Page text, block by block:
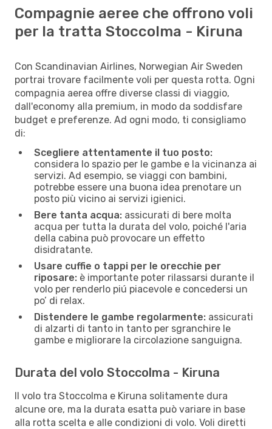
Compagnie aeree che offrono voli
per la tratta Stoccolma - Kiruna
Con Scandinavian Airlines, Norwegian Air Sweden
portrai trovare facilmente voli per questa rotta. Ogni
compagnia aerea offre diverse classi di viaggio,
dall'economy alla premium, in modo da soddisfare
budget e preferenze. Ad ogni modo, ti consigliamo
di:
Scegliere attentamente il tuo posto:
considera lo spazio per le gambe e la vicinanza ai
servizi. Ad esempio, se viaggi con bambini,
potrebbe essere una buona idea prenotare un
posto più vicino ai servizi igienici.
Bere tanta acqua: assicurati di bere molta
acqua per tutta la durata del volo, poiché l'aria
della cabina può provocare un effetto
disidratante.
Usare cuffie o tappi per le orecchie per
riposare: è importante poter rilassarsi durante il
volo per renderlo piú piacevole e concedersi un
po’ di relax.
Distendere le gambe regolarmente: assicurati
di alzarti di tanto in tanto per sgranchire le
gambe e migliorare la circolazione sanguigna.
Durata del volo Stoccolma - Kiruna
Il volo tra Stoccolma e Kiruna solitamente dura
alcune ore, ma la durata esatta può variare in base
alla rotta scelta e alle condizioni di volo. Voli diretti